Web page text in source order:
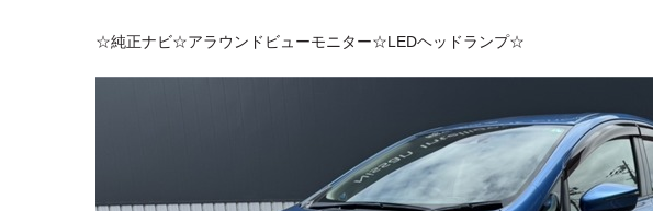
☆純正ナビ☆アラウンドビューモニター☆LEDヘッドランプ☆